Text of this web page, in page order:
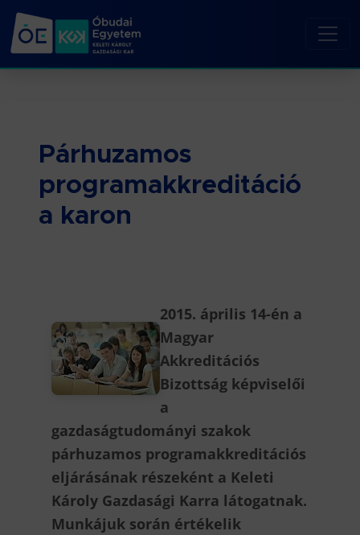
Párhuzamos
programakkreditáció
a karon
2015. április 14-én a
Magyar
Akkreditációs
Bizottság képviselői
a
gazdaságtudományi szakok
párhuzamos programakkreditációs
eljárásának részeként a Keleti
Károly Gazdasági Karra látogatnak.
Munkájuk során értékelik